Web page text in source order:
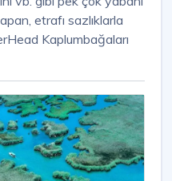
etrafı sazlıklarla
Kaplumbağaları